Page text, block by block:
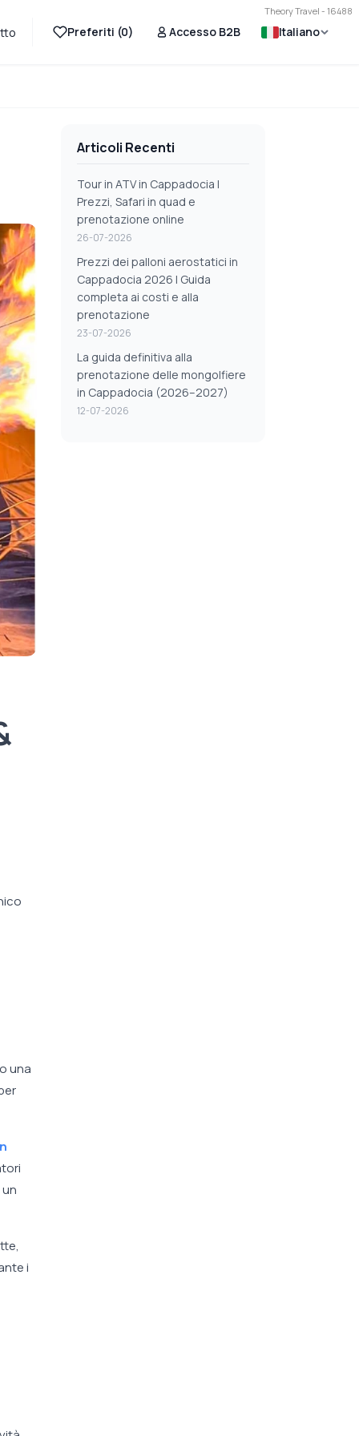
Theory Travel - 16488
Preferiti (0) Accesso B2B Italiano
una
i
Articoli Recenti
Tour in ATV in Cappadocia |
Prezzi, Safari in quad e
prenotazione online
26-07-2026
Prezzi dei palloni aerostatici in
Cappadocia 2026 | Guida
completa ai costi e alla
prenotazione
23-07-2026
La guida definitiva alla
prenotazione delle mongolfiere
in Cappadocia (2026–2027)
12-07-2026